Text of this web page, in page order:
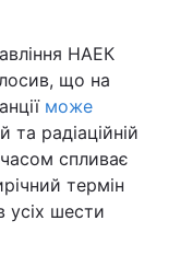
НАЕК
що на
може
та радіаційній
спливає
термін
усіх шести